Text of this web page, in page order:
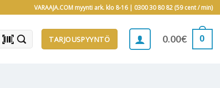
VARAAJA.COM myynti ark. klo 8-16 | 0300 30 80 82 (59 cent / min)
barcode_scanner TARJOUSPYYNTÖ 0.00€ 0